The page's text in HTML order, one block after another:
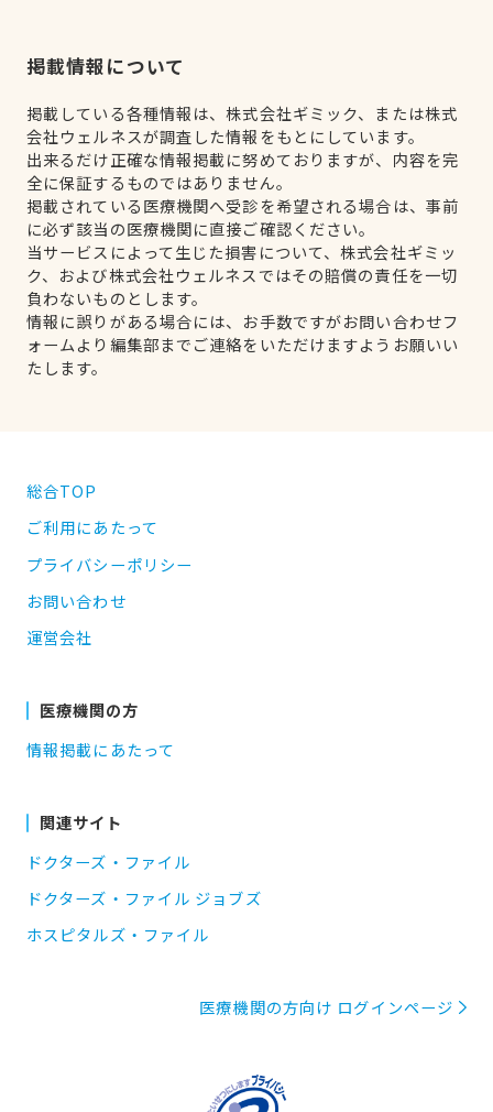
掲載情報について
掲載している各種情報は、株式会社ギミック、または株式
会社ウェルネスが調査した情報をもとにしています。
出来るだけ正確な情報掲載に努めておりますが、内容を完
全に保証するものではありません。
掲載されている医療機関へ受診を希望される場合は、事前
に必ず該当の医療機関に直接ご確認ください。
当サービスによって生じた損害について、株式会社ギミッ
ク、および株式会社ウェルネスではその賠償の責任を一切
負わないものとします。
情報に誤りがある場合には、お手数ですがお問い合わせフ
ォームより編集部までご連絡をいただけますようお願いい
たします。
総合TOP
ご利用にあたって
プライバシーポリシー
お問い合わせ
運営会社
医療機関の方
情報掲載にあたって
関連サイト
ドクターズ・ファイル
ドクターズ・ファイル ジョブズ
ホスピタルズ・ファイル
医療機関の方向け ログインページ